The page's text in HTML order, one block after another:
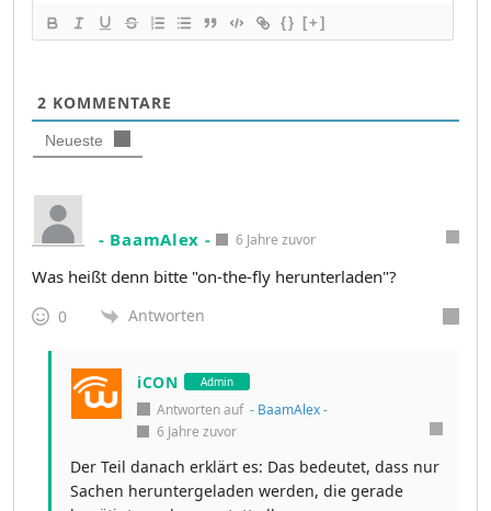
{} [+]
2 KOMMENTARE
Neueste
- BaamAlex - 6 Jahre zuvor
Was heißt denn bitte "on-the-fly herunterladen"?
0 Antworten
iCON Admin
Antworten auf - BaamAlex -
6 Jahre zuvor
Der Teil danach erklärt es: Das bedeutet, dass nur
Sachen heruntergeladen werden, die gerade